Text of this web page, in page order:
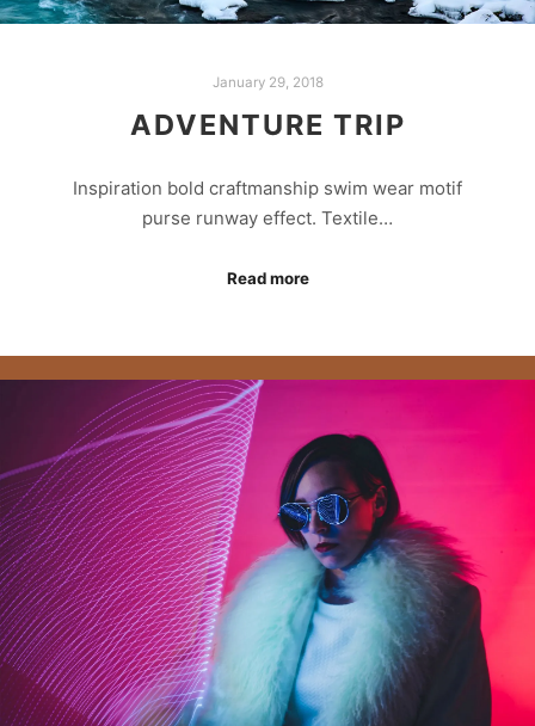
January 29, 2018
ADVENTURE TRIP
Inspiration bold craftmanship swim wear motif
purse runway effect. Textile…
Read more